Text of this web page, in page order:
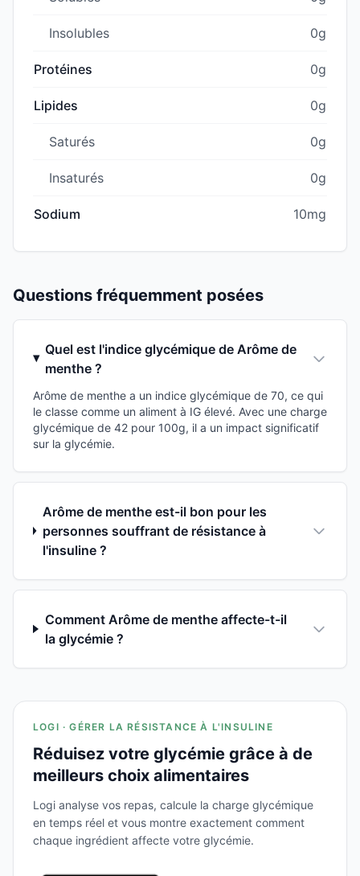
Insolubles 0g
Protéines 0g
Lipides 0g
Saturés 0g
Insaturés 0g
Sodium 10mg
Questions fréquemment posées
Quel est l'indice glycémique de Arôme de
menthe ?
Arôme de menthe a un indice glycémique de 70, ce qui
le classe comme un aliment à IG élevé. Avec une charge
glycémique de 42 pour 100g, il a un impact significatif
sur la glycémie.
Arôme de menthe est-il bon pour les
personnes souffrant de résistance à
l'insuline ?
Comment Arôme de menthe affecte-t-il
la glycémie ?
LOGI · GÉRER LA RÉSISTANCE À L'INSULINE
Réduisez votre glycémie grâce à de
meilleurs choix alimentaires
Logi analyse vos repas, calcule la charge glycémique
en temps réel et vous montre exactement comment
chaque ingrédient affecte votre glycémie.